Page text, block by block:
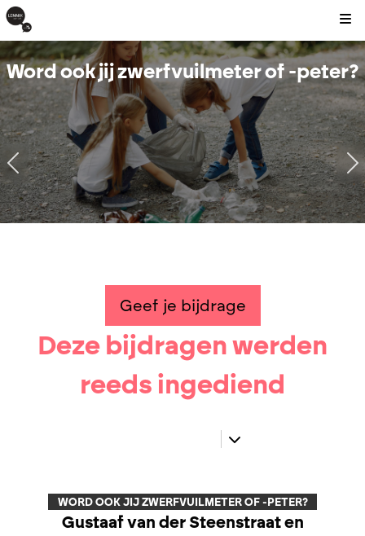
Word ook jij zwerfvuilmeter of -peter?
Geef je bijdrage
Deze bijdragen werden
reeds ingediend
WORD OOK JIJ ZWERFVUILMETER OF -PETER?
Gustaaf van der Steenstraat en